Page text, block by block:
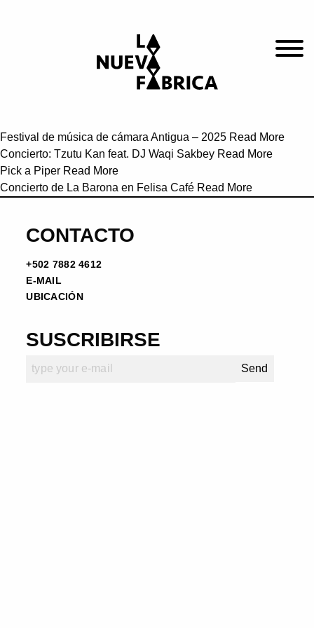
Festival de música de cámara Antigua – 2025 Read More
Concierto: Tzutu Kan feat. DJ Waqi Sakbey Read More
Pick a Piper Read More
Concierto de La Barona en Felisa Café Read More
CONTACTO
+502 7882 4612
E-MAIL
UBICACIÓN
SUSCRIBIRSE